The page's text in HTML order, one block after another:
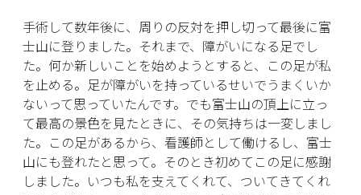
手術して数年後に、周りの反対を押し切って最後に富
士山に登りました。それまで、障がいになる足でし
た。何か新しいことを始めようとすると、この足が私
を止める。足が障がいを持っているせいでうまくいか
ないって思っていたんです。でも富士山の頂上に立っ
て最高の景色を見たときに、その気持ちは一変しまし
た。この足があるから、看護師として働けるし、富士
山にも登れたと思って。そのとき初めてこの足に感謝
しました。いつも私を支えてくれて、ついてきてくれ